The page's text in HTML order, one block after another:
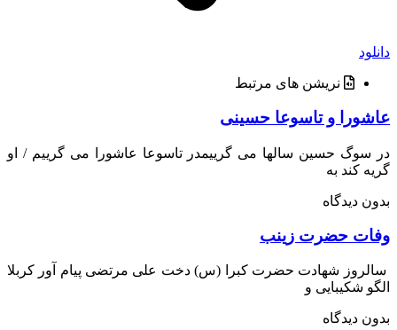
نریشن های مرتبط
و تاسوعا حسینی
حسین سالها می گرییمدر تاسوعا عاشورا می گرییم / او
کند به
دیدگاه
حضرت زینب
شهادت حضرت کبرا (س) دخت علی مرتضی پیام آور کربلا
شکیبایی و
دیدگاه